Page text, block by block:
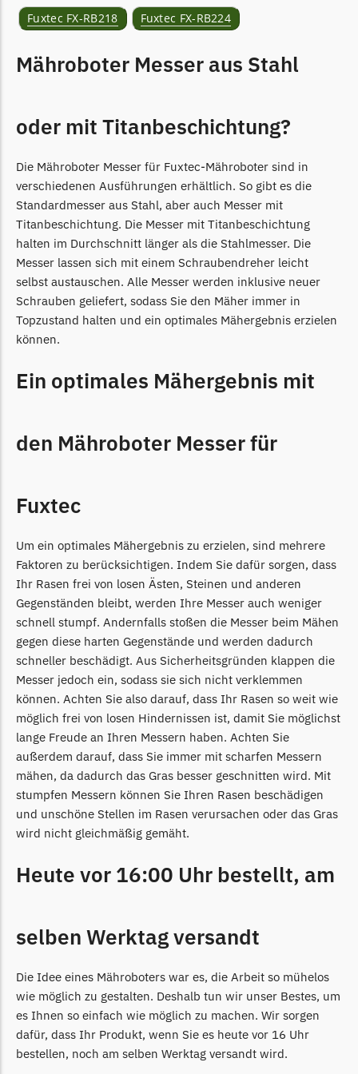
McCulloch
McCulloch Messer
Begrenzungsdraht
Mountfield
Mountfield Messer
Begrenzungsdraht
Mowox
Mowox Messer
Begrenzungsdraht
MTD
MTD Messer
Begrenzungsdraht
Orbex Messer
Philips
Philips Messer
Begrenzungsdraht
Powerplus
Powerplus Messer
Begrenzungsdraht
Powerworks
Powerworks Messer
Begrenzungsdraht
Robomow
Robomow Messer
Begrenzungsdraht
Scheppach
Segway Navimow Messer
Sunseeker
Sunseeker Messer
Fuxtec FX-RB218 Fuxtec FX-RB224
Mähroboter Messer aus Stahl
oder mit Titanbeschichtung?
Die Mähroboter Messer für Fuxtec-Mähroboter sind in
verschiedenen Ausführungen erhältlich. So gibt es die
Standardmesser aus Stahl, aber auch Messer mit
Titanbeschichtung. Die Messer mit Titanbeschichtung
halten im Durchschnitt länger als die Stahlmesser. Die
Messer lassen sich mit einem Schraubendreher leicht
selbst austauschen. Alle Messer werden inklusive neuer
Schrauben geliefert, sodass Sie den Mäher immer in
Topzustand halten und ein optimales Mähergebnis erzielen
können.
Ein optimales Mähergebnis mit
den Mähroboter Messer für
Fuxtec
Um ein optimales Mähergebnis zu erzielen, sind mehrere
Faktoren zu berücksichtigen. Indem Sie dafür sorgen, dass
Ihr Rasen frei von losen Ästen, Steinen und anderen
Gegenständen bleibt, werden Ihre Messer auch weniger
schnell stumpf. Andernfalls stoßen die Messer beim Mähen
gegen diese harten Gegenstände und werden dadurch
schneller beschädigt. Aus Sicherheitsgründen klappen die
Messer jedoch ein, sodass sie sich nicht verklemmen
können. Achten Sie also darauf, dass Ihr Rasen so weit wie
möglich frei von losen Hindernissen ist, damit Sie möglichst
lange Freude an Ihren Messern haben. Achten Sie
außerdem darauf, dass Sie immer mit scharfen Messern
mähen, da dadurch das Gras besser geschnitten wird. Mit
stumpfen Messern können Sie Ihren Rasen beschädigen
und unschöne Stellen im Rasen verursachen oder das Gras
wird nicht gleichmäßig gemäht.
Heute vor 16:00 Uhr bestellt, am
selben Werktag versandt
Die Idee eines Mähroboters war es, die Arbeit so mühelos
wie möglich zu gestalten. Deshalb tun wir unser Bestes, um
es Ihnen so einfach wie möglich zu machen. Wir sorgen
dafür, dass Ihr Produkt, wenn Sie es heute vor 16 Uhr
bestellen, noch am selben Werktag versandt wird.